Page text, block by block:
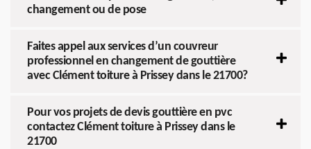
changement ou de pose
Faites appel aux services d’un couvreur
professionnel en changement de gouttière
avec Clément toiture à Prissey dans le 21700?
Pour vos projets de devis gouttière en pvc
contactez Clément toiture à Prissey dans le
21700